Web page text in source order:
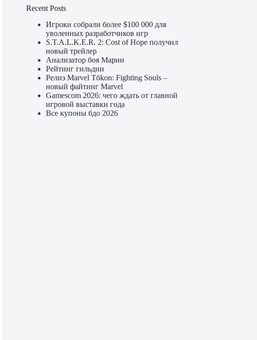
Recent Posts
Игроки собрали более $100 000 для
уволенных разработчиков игр
S.T.A.L.K.E.R. 2: Cost of Hope получил
новый трейлер
Анализатор боя Марни
Рейтинг гильдии
Релиз Marvel Tōkon: Fighting Souls –
новый файтинг Marvel
Gamescom 2026: чего ждать от главной
игровой выставки года
Все купоны бдо 2026